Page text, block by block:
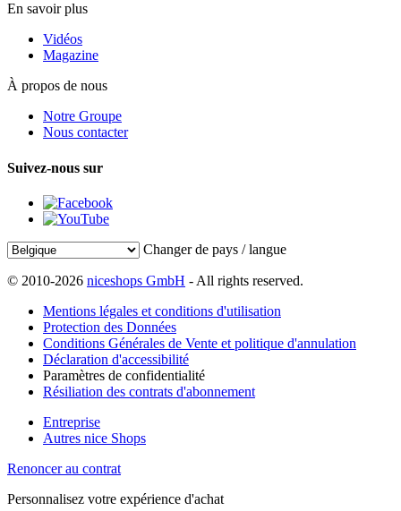
En savoir plus
Vidéos
Magazine
À propos de nous
Notre Groupe
Nous contacter
Suivez-nous sur
Changer de pays / langue
© 2010-2026 niceshops GmbH - All rights reserved.
Mentions légales et conditions d'utilisation
Protection des Données
Conditions Générales de Vente et politique d'annulation
Déclaration d'accessibilité
Paramètres de confidentialité
Résiliation des contrats d'abonnement
Entreprise
Autres nice Shops
Renoncer au contrat
Personnalisez votre expérience d'achat